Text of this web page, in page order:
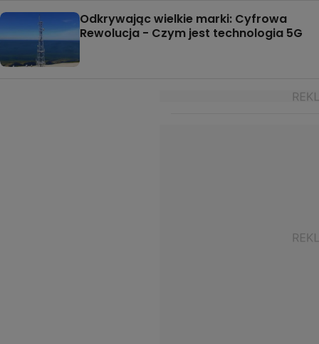
Odkrywając wielkie marki: Cyfrowa
Rewolucja - Czym jest technologia 5G